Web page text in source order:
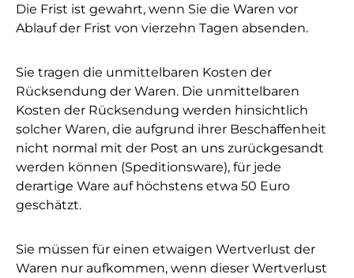
Die Frist ist gewahrt, wenn Sie die Waren vor
Ablauf der Frist von vierzehn Tagen absenden.
Sie tragen die unmittelbaren Kosten der
Rücksendung der Waren. Die unmittelbaren
Kosten der Rücksendung werden hinsichtlich
solcher Waren, die aufgrund ihrer Beschaffenheit
nicht normal mit der Post an uns zurückgesandt
werden können (Speditionsware), für jede
derartige Ware auf höchstens etwa 50 Euro
geschätzt.
Sie müssen für einen etwaigen Wertverlust der
Waren nur aufkommen, wenn dieser Wertverlust